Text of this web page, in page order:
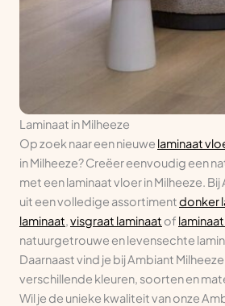
Laminaat in Milheeze
Op zoek naar een nieuwe laminaat
in Milheeze? Creëer eenvoudig een
met een laminaat vloer in Milheeze.
uit een volledige assortimentdonker
laminaat,visgraat laminaat of
natuurgetrouwe en levensechte
Daarnaast vind je bij Ambiant
verschillende kleuren, soorten en
Wil je de unieke kwaliteit van onze